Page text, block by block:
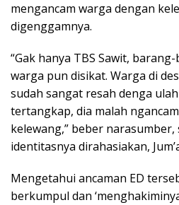
mengancam warga dengan
digenggamnya.
“Gak hanya TBS Sawit,
warga pun disikat. Warga di
sudah sangat resah denga ulah
tertangkap, dia malah
kelewang,” beber
identitasnya dirahasiakan,
Mengetahui ancaman ED
berkumpul dan